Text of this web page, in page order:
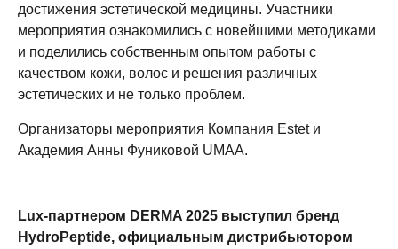
достижения эстетической медицины. Участники
мероприятия ознакомились с новейшими методиками
и поделились собственным опытом работы с
качеством кожи, волос и решения различных
эстетических и не только проблем.
Организаторы мероприятия Компания Estetи
Академия Анны Фуниковой UMAA.
Lux-партнером DERMA 2025 выступил бренд
HydroPeptide, официальным дистрибьютором